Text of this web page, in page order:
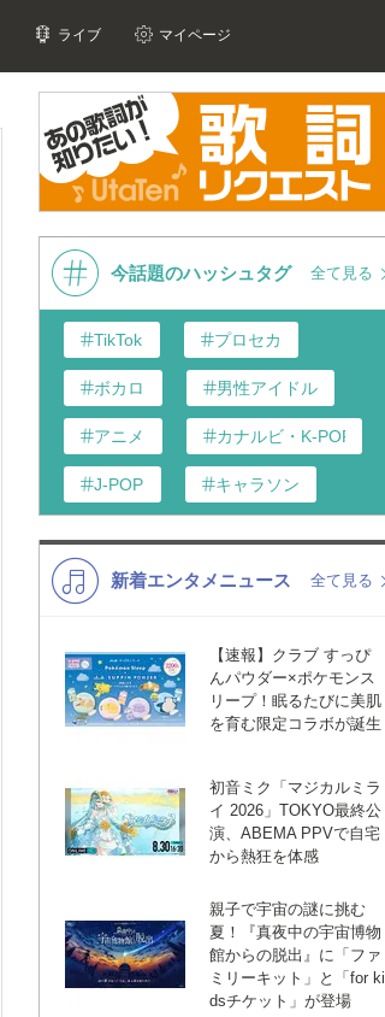
ライブ マイページ
今話題のハッシュタグ 全て見る
TikTok プロセカ
ボカロ 男性アイドル
アニメ カナルビ・K-POP和訳
J-POP キャラソン
K-POP 演歌・歌謡
VTuber ディズニー
新着エンタメニュース 全て見る
【速報】クラブ すっぴ
んパウダー×ポケモンス
リープ！眠るたびに美肌
を育む限定コラボが誕生
初音ミク「マジカルミラ
イ 2026」TOKYO最終公
演、ABEMA PPVで自宅
から熱狂を体感
親子で宇宙の謎に挑む
夏！『真夜中の宇宙博物
館からの脱出』に「ファ
ミリーキット」と「for ki
dsチケット」が登場